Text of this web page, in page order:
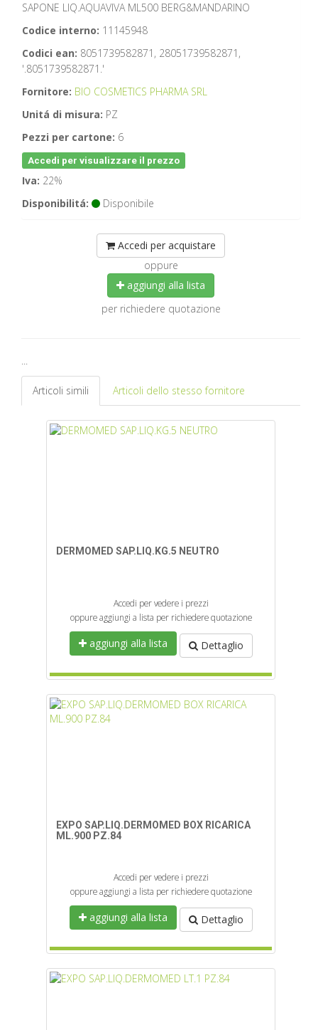
SAPONE LIQ.AQUAVIVA ML500 BERG&MANDARINO
Codice interno: 11145948
Codici ean: 8051739582871, 28051739582871,
'.8051739582871.'
Fornitore: BIO COSMETICS PHARMA SRL
Unitá di misura: PZ
Pezzi per cartone: 6
Accedi per visualizzare il prezzo
Iva: 22%
Disponibilitá:
Disponibile
Accedi per acquistare
oppure
aggiungi alla lista
per richiedere quotazione
...
Articoli simili Articoli dello stesso fornitore
DERMOMED SAP.LIQ.KG.5 NEUTRO
Accedi per vedere i prezzi
oppure aggiungi a lista per richiedere quotazione
aggiungi alla lista Dettaglio
EXPO SAP.LIQ.DERMOMED BOX RICARICA
ML.900 PZ.84
Accedi per vedere i prezzi
oppure aggiungi a lista per richiedere quotazione
aggiungi alla lista Dettaglio